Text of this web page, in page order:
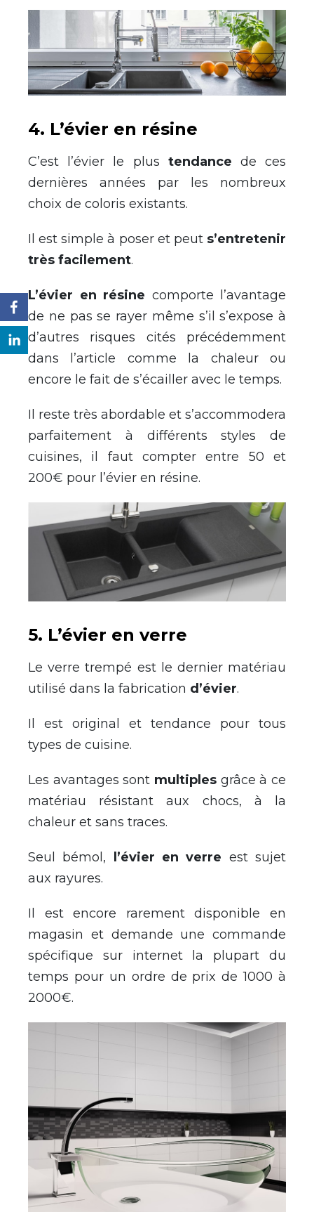
4. L’évier en résine
C’est l’évier le plus tendance de ces
dernières années par les nombreux
choix de coloris existants.
Il est simple à poser et peut s’entretenir
très facilement.
L’évier en résine comporte l’avantage
de ne pas se rayer même s’il s’expose à
d’autres risques cités précédemment
dans l’article comme la chaleur ou
encore le fait de s’écailler avec le temps.
Il reste très abordable et s’accommodera
parfaitement à différents styles de
cuisines, il faut compter entre 50 et
200€ pour l’évier en résine.
5. L’évier en verre
Le verre trempé est le dernier matériau
utilisé dans la fabrication d’évier.
Il est original et tendance pour tous
types de cuisine.
Les avantages sont multiples grâce à ce
matériau résistant aux chocs, à la
chaleur et sans traces.
Seul bémol, l’évier en verre est sujet
aux rayures.
Il est encore rarement disponible en
magasin et demande une commande
spécifique sur internet la plupart du
temps pour un ordre de prix de 1000 à
2000€.